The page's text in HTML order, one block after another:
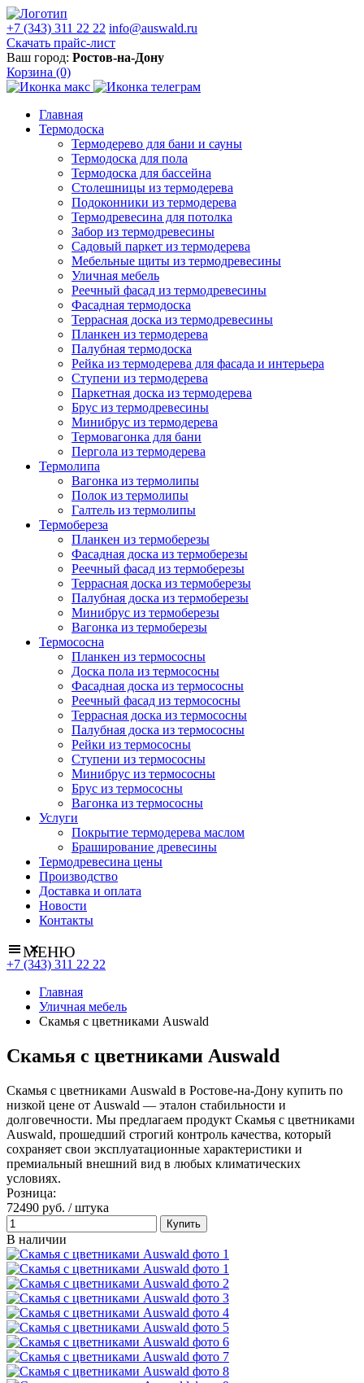
+7 (343) 311 22 22 info@auswald.ru
Скачать прайс-лист
Ваш город: Ростов-на-Дону
Корзина (0)
Главная
Термодоска
Термодерево для бани и сауны
Термодоска для пола
Термодоска для бассейна
Столешницы из термодерева
Подоконники из термодерева
Термодревесина для потолка
Забор из термодревесины
Садовый паркет из термодерева
Мебельные щиты из термодревесины
Уличная мебель
Реечный фасад из термодревесины
Фасадная термодоска
Террасная доска из термодревесины
Планкен из термодерева
Палубная термодоска
Рейка из термодерева для фасада и интерьера
Ступени из термодерева
Паркетная доска из термодерева
Брус из термодревесины
Минибрус из термодерева
Термовагонка для бани
Пергола из термодерева
Термолипа
Вагонка из термолипы
Полок из термолипы
Галтель из термолипы
Термобереза
Планкен из термоберезы
Фасадная доска из термоберезы
Реечный фасад из термоберезы
Террасная доска из термоберезы
Палубная доска из термоберезы
Минибрус из термоберезы
Вагонка из термоберезы
Термососна
Планкен из термососны
Доска пола из термососны
Фасадная доска из термососны
Реечный фасад из термососны
Террасная доска из термососны
Палубная доска из термососны
Рейки из термососны
Ступени из термососны
Минибрус из термососны
Брус из термососны
Вагонка из термососны
Услуги
Покрытие термодерева маслом
Браширование древесины
Термодревесина цены
Производство
Доставка и оплата
Новости
Контакты
МЕНЮ
+7 (343) 311 22 22
Главная
Уличная мебель
Скамья с цветниками Auswald
Скамья с цветниками Auswald
Скамья с цветниками Auswald в Ростове-на-Дону купить по
низкой цене от Auswald — эталон стабильности и
долговечности. Мы предлагаем продукт Скамья с цветниками
Auswald, прошедший строгий контроль качества, который
сохраняет свои эксплуатационные характеристики и
премиальный внешний вид в любых климатических
условиях.
Розница:
72490 руб. / штука
Купить
В наличии